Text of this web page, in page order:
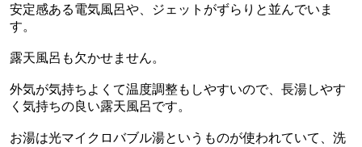
安定感ある電気風呂や、ジェットがずらりと並んでいま
す。
露天風呂も欠かせません。
外気が気持ちよくて温度調整もしやすいので、長湯しやす
く気持ちの良い露天風呂です。
お湯は光マイクロバブル湯というものが使われていて、洗